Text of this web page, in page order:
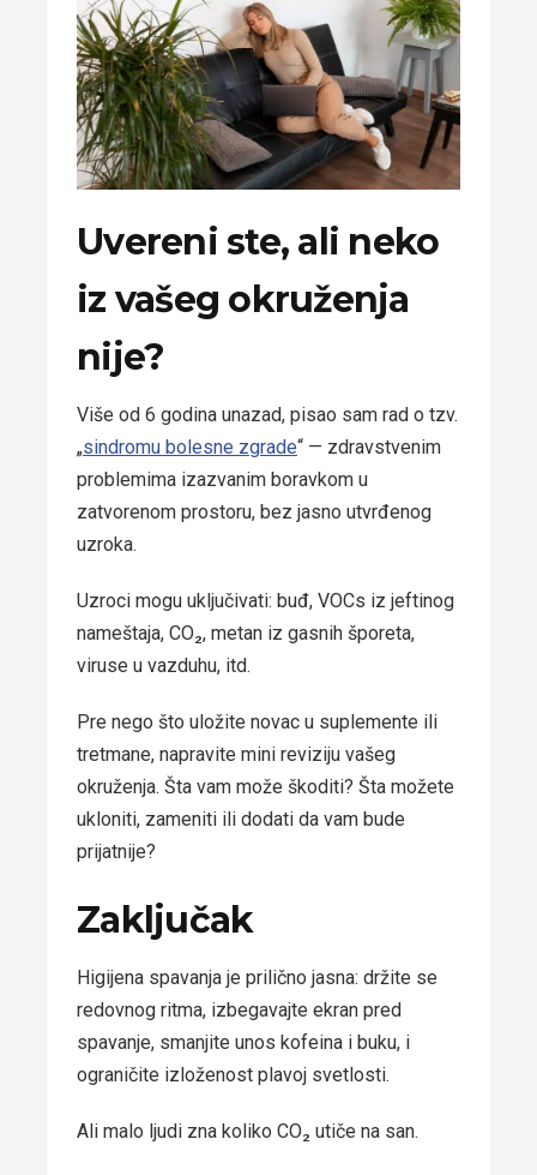
Uvereni ste, ali neko
iz vašeg okruženja
nije?
Više od 6 godina unazad, pisao sam rad o tzv.
„sindromu bolesne zgrade“ — zdravstvenim
problemima izazvanim boravkom u
zatvorenom prostoru, bez jasno utvrđenog
uzroka.
Uzroci mogu uključivati: buđ, VOCs iz jeftinog
nameštaja, CO₂, metan iz gasnih šporeta,
viruse u vazduhu, itd.
Pre nego što uložite novac u suplemente ili
tretmane, napravite mini reviziju vašeg
okruženja. Šta vam može škoditi? Šta možete
ukloniti, zameniti ili dodati da vam bude
prijatnije?
Zaključak
Higijena spavanja je prilično jasna: držite se
redovnog ritma, izbegavajte ekran pred
spavanje, smanjite unos kofeina i buku, i
ograničite izloženost plavoj svetlosti.
Ali malo ljudi zna koliko CO₂ utiče na san.